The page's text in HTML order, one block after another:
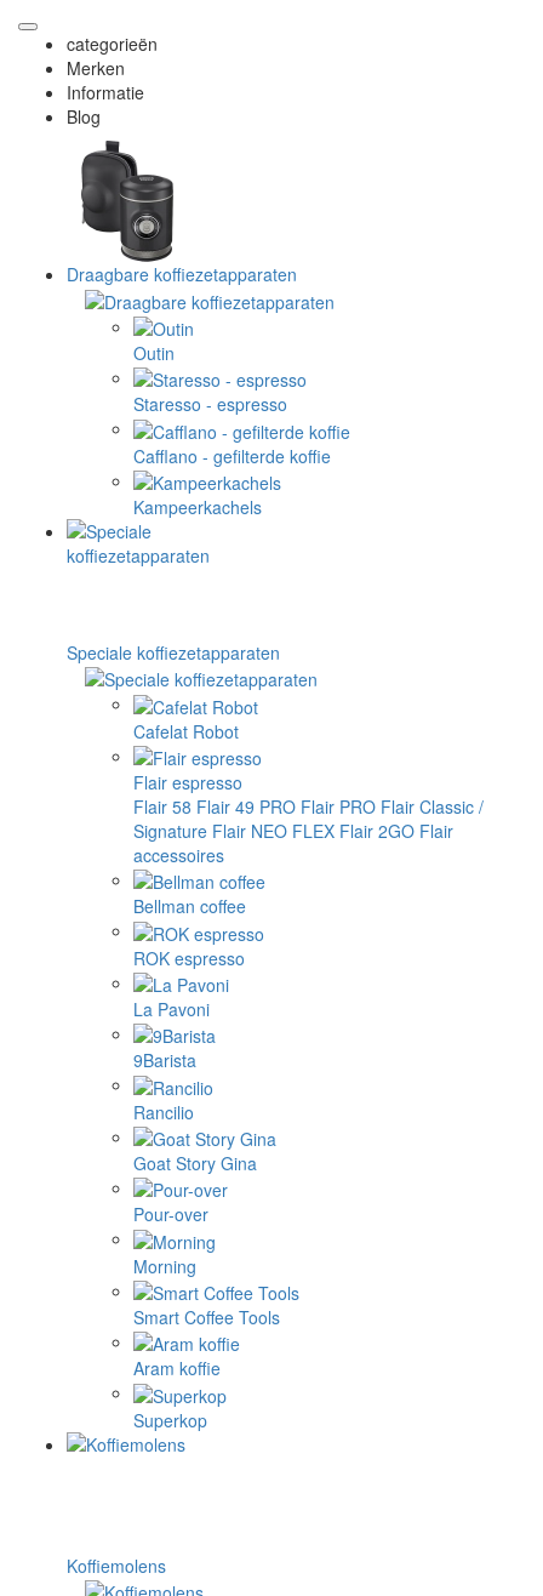
categorieën
Merken
Informatie
Blog
Draagbare koffiezetapparaten
Outin
Staresso - espresso
Cafflano - gefilterde koffie
Kampeerkachels
Speciale koffiezetapparaten
Cafelat Robot
Flair espresso
Flair 58 Flair 49 PRO Flair PRO Flair Classic /
Signature Flair NEO FLEX Flair 2GO Flair
accessoires
Bellman coffee
ROK espresso
La Pavoni
9Barista
Rancilio
Goat Story Gina
Pour-over
Morning
Smart Coffee Tools
Aram koffie
Superkop
Koffiemolens